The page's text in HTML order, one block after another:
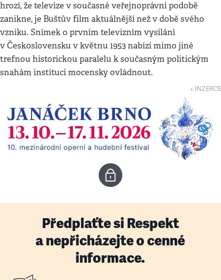
hrozí, že televize v současné veřejnoprávní podobě
zanikne, je Buštův film aktuálnější než v době svého
vzniku. Snímek o prvním televizním vysílání
v Československu v květnu 1953 nabízí mimo jiné
trefnou historickou paralelu k současným politickým
snahám instituci mocensky ovládnout.
↓ INZERCE
Předplaťte si Respekt
a nepřicházejte o cenné
informace.